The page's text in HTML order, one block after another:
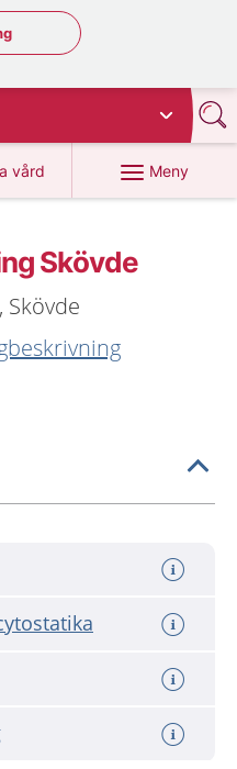
regionsväljaren
vård
1177.se
Meny
Skövde
Skövde